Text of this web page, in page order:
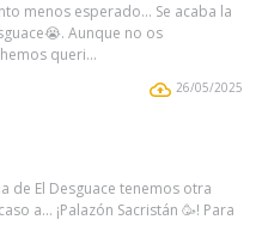
menos esperado… Se acaba la
Aunque no os
queri...
26/05/2025
de El Desguace tenemos otra
a… ¡Palazón Sacristán 🥳! Para